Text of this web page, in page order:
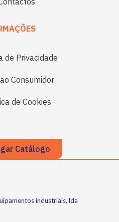
de Privacidade
Consumidor
de Cookies
Catálogo
industriais, lda